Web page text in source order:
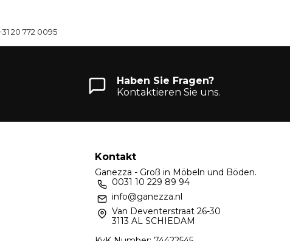
20 772 0095
Haben Sie Fragen?
Kontaktieren Sie uns.
Kontakt
Ganezza - Groß in Möbeln und Böden.
0031 10 229 89 94
info@ganezza.nl
Van Deventerstraat 26-30
3113 AL SCHIEDAM